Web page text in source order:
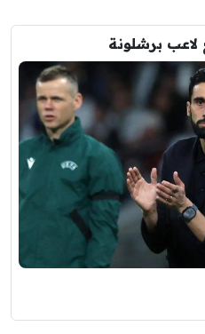
لاعب برشلونة